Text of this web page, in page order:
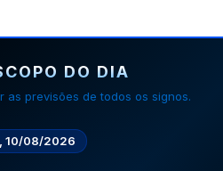
DO DIA
as previsões de todos os signos.
10/08/2026